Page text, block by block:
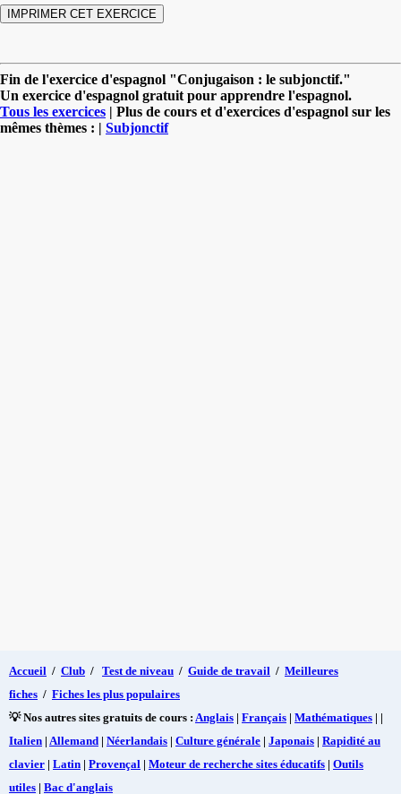
Fin de l'exercice d'espagnol "Conjugaison : le subjonctif."
Un exercice d'espagnol gratuit pour apprendre l'espagnol.
Tous les exercices | Plus de cours et d'exercices d'espagnol sur les
mêmes thèmes : | Subjonctif
Accueil / Club / Test de niveau / Guide de travail / Meilleures
fiches / Fiches les plus populaires
💡 Nos autres sites gratuits de cours : Anglais | Français | Mathématiques | |
Italien | Allemand | Néerlandais | Culture générale | Japonais | Rapidité au
clavier | Latin | Provençal | Moteur de recherche sites éducatifs | Outils
utiles | Bac d'anglais